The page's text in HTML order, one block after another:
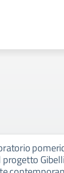
progetto